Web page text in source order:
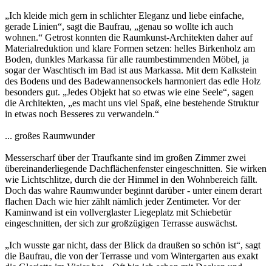
„Ich kleide mich gern in schlichter Eleganz und liebe einfache,
gerade Linien“, sagt die Baufrau, „genau so wollte ich auch
wohnen.“ Getrost konnten die Raumkunst-Architekten daher auf
Materialreduktion und klare Formen setzen: helles Birkenholz am
Boden, dunkles Markassa für alle raumbestimmenden Möbel, ja
sogar der Waschtisch im Bad ist aus Markassa. Mit dem Kalkstein
des Bodens und des Badewannensockels harmoniert das edle Holz
besonders gut. „Jedes Objekt hat so etwas wie eine Seele“, sagen
die Architekten, „es macht uns viel Spaß, eine bestehende Struktur
in etwas noch Besseres zu verwandeln.“
... großes Raumwunder
Messerscharf über der Traufkante sind im großen Zimmer zwei
übereinanderliegende Dachflächenfenster eingeschnitten. Sie wirken
wie Lichtschlitze, durch die der Himmel in den Wohnbereich fällt.
Doch das wahre Raumwunder beginnt darüber - unter einem derart
flachen Dach wie hier zählt nämlich jeder Zentimeter. Vor der
Kaminwand ist ein vollverglaster Liegeplatz mit Schiebetür
eingeschnitten, der sich zur großzügigen Terrasse auswächst.
„Ich wusste gar nicht, dass der Blick da draußen so schön ist“, sagt
die Baufrau, die von der Terrasse und vom Wintergarten aus exakt